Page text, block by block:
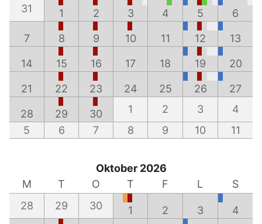
31
1 2 3 4 5 6
7 8 9 10 11 12 13
14 15 16 17 18 19 20
21 22 23 24 25 26 27
28 29 30 1 2 3
4
5
6 7 8 9 10 11
Oktober 2026
M
T O T F L
S
28
29 30 1 2 3 4